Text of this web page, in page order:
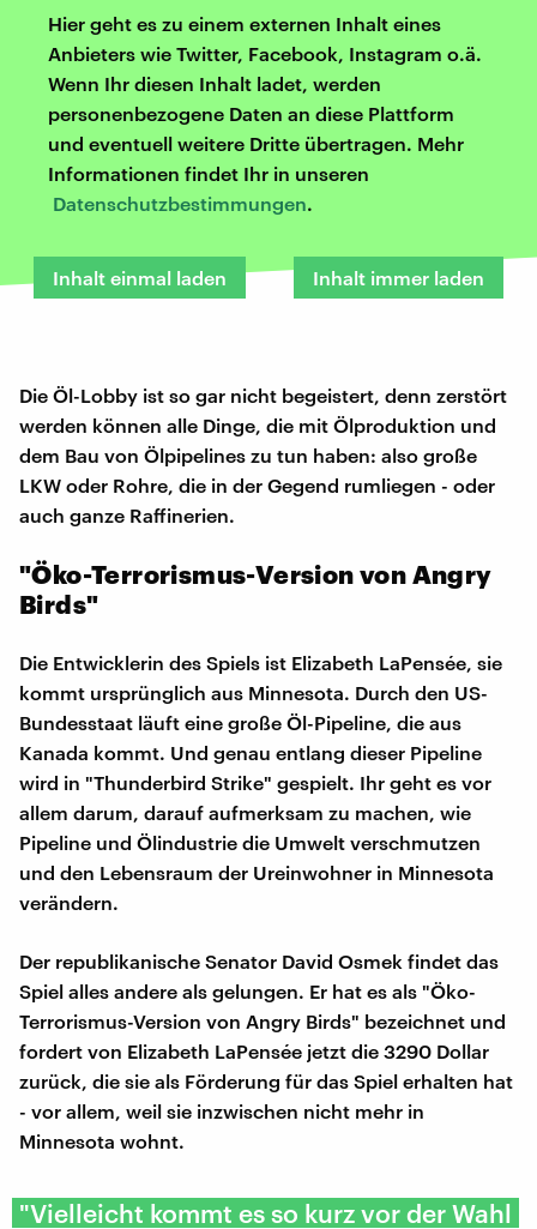
Hier geht es zu einem externen Inhalt eines
Anbieters wie Twitter, Facebook, Instagram o.ä.
Wenn Ihr diesen Inhalt ladet, werden
personenbezogene Daten an diese Plattform
und eventuell weitere Dritte übertragen. Mehr
Informationen findet Ihr in unseren
Datenschutzbestimmungen.
Inhalt einmal laden Inhalt immer laden
Die Öl-Lobby ist so gar nicht begeistert, denn zerstört
werden können alle Dinge, die mit Ölproduktion und
dem Bau von Ölpipelines zu tun haben: also große
LKW oder Rohre, die in der Gegend rumliegen - oder
auch ganze Raffinerien.
"Öko-Terrorismus-Version von Angry
Birds"
Die Entwicklerin des Spiels ist Elizabeth LaPensée, sie
kommt ursprünglich aus Minnesota. Durch den US-
Bundesstaat läuft eine große Öl-Pipeline, die aus
Kanada kommt. Und genau entlang dieser Pipeline
wird in "Thunderbird Strike" gespielt. Ihr geht es vor
allem darum, darauf aufmerksam zu machen, wie
Pipeline und Ölindustrie die Umwelt verschmutzen
und den Lebensraum der Ureinwohner in Minnesota
verändern.
Der republikanische Senator David Osmek findet das
Spiel alles andere als gelungen. Er hat es als "Öko-
Terrorismus-Version von Angry Birds" bezeichnet und
fordert von Elizabeth LaPensée jetzt die 3290 Dollar
zurück, die sie als Förderung für das Spiel erhalten hat
- vor allem, weil sie inzwischen nicht mehr in
Minnesota wohnt.
"Vielleicht kommt es so kurz vor der Wahl